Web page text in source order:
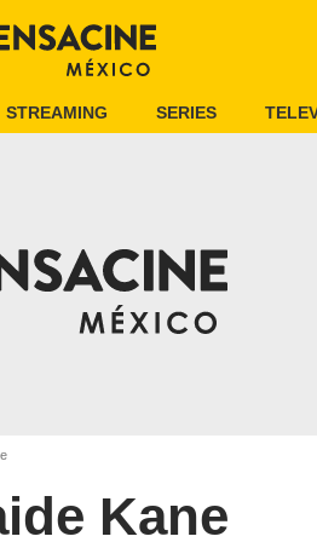
STREAMING SERIES
Kane